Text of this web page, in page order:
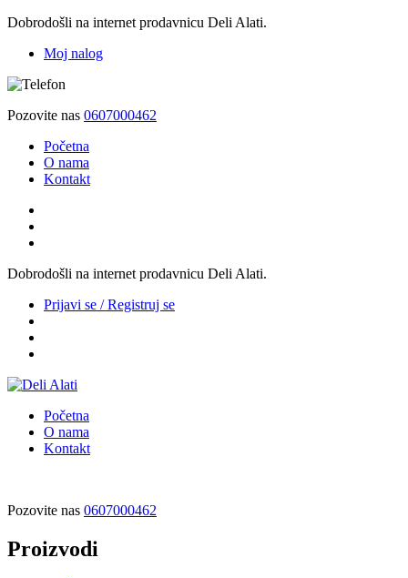
Dobrodošli na internet prodavnicu Deli Alati.
Moj nalog
Pozovite nas 0607000462
Početna
O nama
Kontakt
Dobrodošli na internet prodavnicu Deli Alati.
Prijavi se / Registruj se
Početna
O nama
Kontakt
Pozovite nas 0607000462
Proizvodi